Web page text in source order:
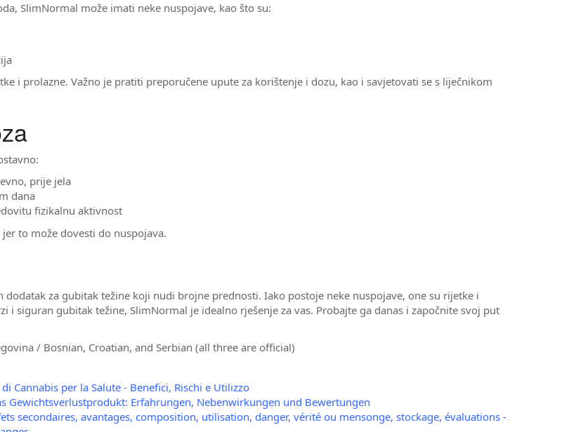
SlimNormal može imati neke nuspojave, kao što su:
i prolazne. Važno je pratiti preporučene upute za korištenje i dozu, kao i savjetovati se s liječnikom
prije jela
dana
fizikalnu aktivnost
to može dovesti do nuspojava.
za gubitak težine koji nudi brojne prednosti. Iako postoje neke nuspojave, one su rijetke i
i siguran gubitak težine, SlimNormal je idealno rješenje za vas. Probajte ga danas i započnite svoj put
/ Bosnian, Croatian, and Serbian (all three are official)
Cannabis per la Salute - Benefici, Rischi e Utilizzo
Gewichtsverlustprodukt: Erfahrungen, Nebenwirkungen und Bewertungen
secondaires, avantages, composition, utilisation, danger, vérité ou mensonge, stockage, évaluations -